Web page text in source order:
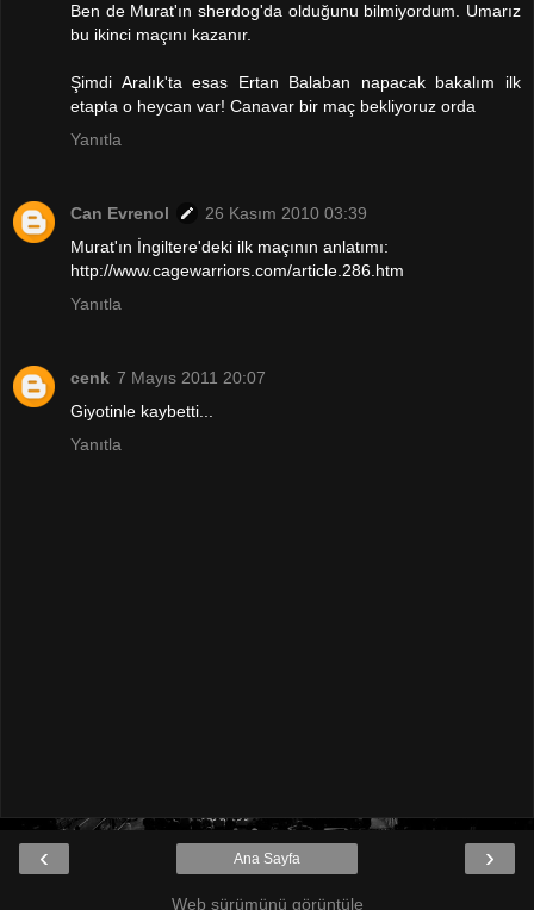
Ben de Murat'ın sherdog'da olduğunu bilmiyordum. Umarız
bu ikinci maçını kazanır.
Şimdi Aralık'ta esas Ertan Balaban napacak bakalım ilk
etapta o heycan var! Canavar bir maç bekliyoruz orda
Yanıtla
Can Evrenol
26 Kasım 2010 03:39
Murat'ın İngiltere'deki ilk maçının anlatımı:
http://www.cagewarriors.com/article.286.htm
Yanıtla
cenk 7 Mayıs 2011 20:07
Giyotinle kaybetti...
Yanıtla
‹ ›
Ana Sayfa
Web sürümünü görüntüle